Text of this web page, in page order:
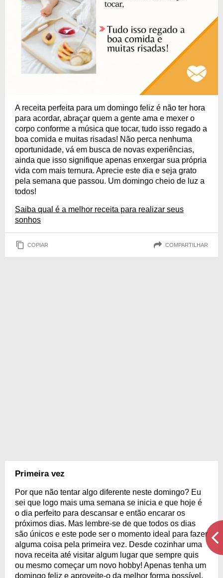
A receita perfeita para um domingo feliz é não ter hora
para acordar, abraçar quem a gente ama e mexer o
corpo conforme a música que tocar, tudo isso regado a
boa comida e muitas risadas! Não perca nenhuma
oportunidade, vá em busca de novas experiências,
ainda que isso signifique apenas enxergar sua própria
vida com mais ternura. Aprecie este dia e seja grato
pela semana que passou. Um domingo cheio de luz a
todos!
Saiba qual é a melhor receita para realizar seus
sonhos
COPIAR COMPARTILHAR
Primeira vez
Por que não tentar algo diferente neste domingo? Eu
sei que logo mais uma semana se inicia e que hoje é
o dia perfeito para descansar e então encarar os
próximos dias. Mas lembre-se de que todos os dias
são únicos e este pode ser o momento ideal para fazer
alguma coisa pela primeira vez. Desde cozinhar uma
nova receita até visitar algum lugar que sempre quis
ou mesmo começar um novo hobby! Apenas tenha um
domingo feliz e aproveite-o da melhor forma possível.